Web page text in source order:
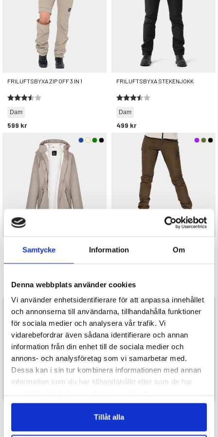
Samtycke Information Om
Denna webbplats använder cookies
Vi använder enhetsidentifierare för att anpassa innehållet
och annonserna till användarna, tillhandahålla funktioner
för sociala medier och analysera vår trafik. Vi
vidarebefordrar även sådana identifierare och annan
information från din enhet till de sociala medier och
annons- och analysföretag som vi samarbetar med.
Dessa kan i sin tur kombinera informationen med annan
information som du har tillhandahållit eller som de har
Tillåt alla
FRILUFTSBYXA ZIP OFF 3 IN 1
Dam
599 kr
Betyg:
3.8 utav 5 stjärnor
FRILUFTSBYXA STEKENJOKK
Dam
499 kr
Betyg:
3.5 utav 5 stjärnor
PILEFODRAD REGNKAPPA, DAM -
MOUNT ZERO
595 kr
FRILUFTSBYXA STEKENJOKK
499 kr
THERMOLOFT FODER